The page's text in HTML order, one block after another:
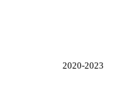
2020-2023